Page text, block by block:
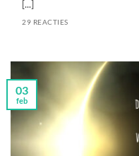
[...]
29 REACTIES
03
feb